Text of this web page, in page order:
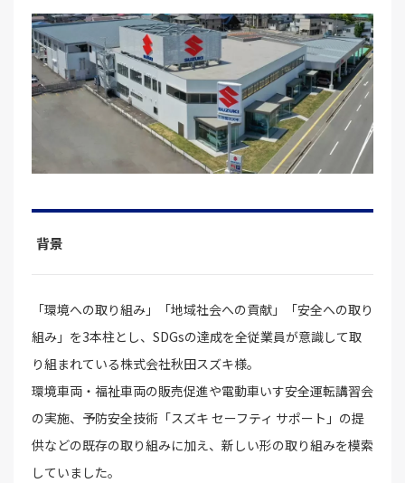
背景
「環境への取り組み」「地域社会への貢献」「安全への取り
組み」を3本柱とし、SDGsの達成を全従業員が意識して取
り組まれている株式会社秋田スズキ様。
環境車両・福祉車両の販売促進や電動車いす安全運転講習会
の実施、予防安全技術「スズキ セーフティ サポート」の提
供などの既存の取り組みに加え、新しい形の取り組みを模索
していました。